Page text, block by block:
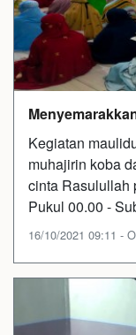
Kegiatan
muhajirin koba
cinta Rasulullah
Pukul 00.00 -
16/10/2021 09:11 -